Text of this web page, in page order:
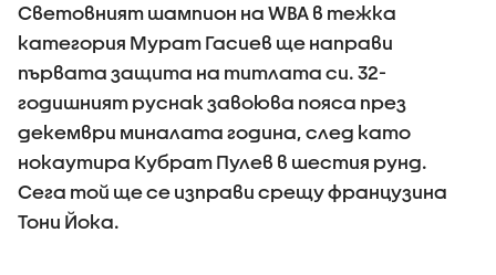
Световният шампион на WBA в тежка
категория Мурат Гасиев ще направи
първата защита на титлата си. 32-
годишният руснак завоюва пояса през
декември миналата година, след като
нокаутира Кубрат Пулев в шестия рунд.
Сега той ще се изправи срещу французина
Тони Йока.